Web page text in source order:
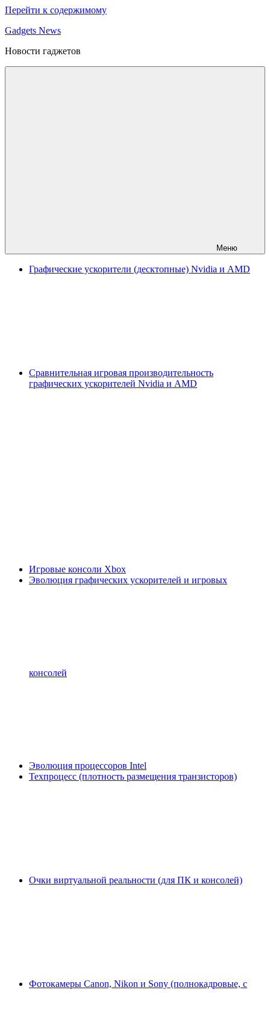
Перейти к содержимому
Gadgets News
Новости гаджетов
Меню
Графические ускорители (десктопные) Nvidia и AMD
Сравнительная игровая производительность
графических ускорителей Nvidia и AMD
Игровые консоли Xbox
Эволюция графических ускорителей и игровых
консолей
Эволюция процессоров Intel
Техпроцесс (плотность размещения транзисторов)
Очки виртуальной реальности (для ПК и консолей)
Фотокамеры Canon, Nikon и Sony (полнокадровые, с